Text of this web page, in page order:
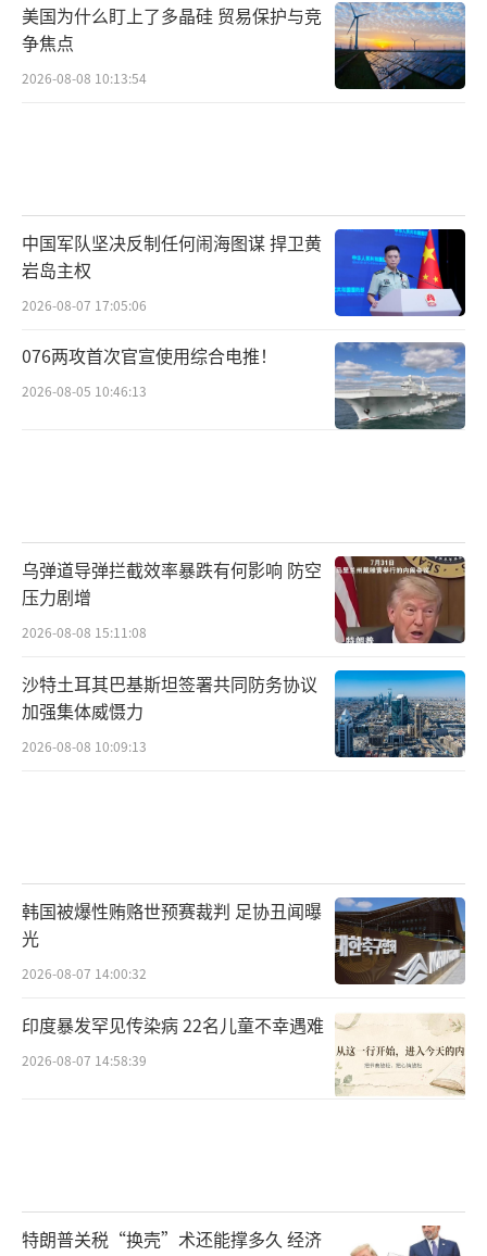
美国为什么盯上了多晶硅 贸易保护与竞
争焦点
2026-08-08 10:13:54
中国军队坚决反制任何闹海图谋 捍卫黄
岩岛主权
2026-08-07 17:05:06
076两攻首次官宣使用综合电推！
2026-08-05 10:46:13
乌弹道导弹拦截效率暴跌有何影响 防空
压力剧增
2026-08-08 15:11:08
沙特土耳其巴基斯坦签署共同防务协议
加强集体威慑力
2026-08-08 10:09:13
韩国被爆性贿赂世预赛裁判 足协丑闻曝
光
2026-08-07 14:00:32
印度暴发罕见传染病 22名儿童不幸遇难
2026-08-07 14:58:39
特朗普关税“换壳”术还能撑多久 经济